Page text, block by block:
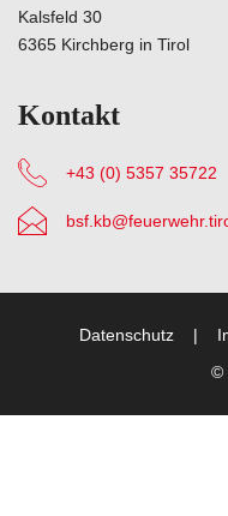
Kalsfeld 30
6365 Kirchberg in Tirol
Kontakt
+43 (0) 5357 35722
©
Datenschutz